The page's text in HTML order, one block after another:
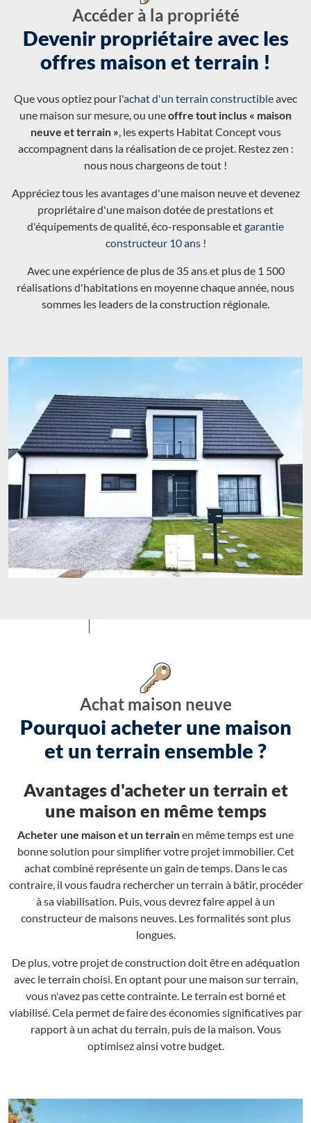
Accéder à la propriété
Devenir propriétaire avec les
offres maison et terrain !
Que vous optiez pour l'achat d'un terrain constructibleavec
une maison sur mesure, ou uneoffre tout inclus « maison
neuve et terrain », les experts Habitat Concept vous
accompagnent dans la réalisation de ce projet. Restez zen :
nous nous chargeons de tout !
Appréciez tous les avantages d'une maison neuve et devenez
propriétaire d'une maison dotée de prestations et
d'équipements de qualité, éco-responsable etgarantie
constructeur 10 ans!
Avec une expérience de plus de 35 ans et plus de 1 500
réalisations d'habitations en moyenne chaque année, nous
sommes les leaders de la construction régionale.
Achat maison neuve
Pourquoi acheter une maison
et un terrain ensemble ?
Avantages d'acheter un terrain et
une maison en même temps
Acheter une maison et un terrainen même temps est une
bonne solution pour simplifier votre projet immobilier. Cet
achat combiné représente un gain de temps. Dans le cas
contraire, il vous faudra rechercher un terrain à bâtir, procéder
à sa viabilisation. Puis, vous devrez faire appel à un
constructeur de maisons neuves. Les formalités sont plus
longues.
De plus, votre projet de construction doit être en adéquation
avec le terrain choisi. En optant pour une maison sur terrain,
vous n'avez pas cette contrainte. Le terrain est borné et
viabilisé. Cela permet de faire des économies significatives par
rapport à un achat du terrain, puis de la maison. Vous
optimisez ainsi votre budget.